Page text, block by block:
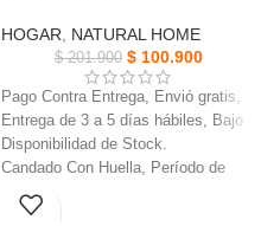
HOGAR, NATURAL HOME
$201.900 $100.900
Pago Contra Entrega, Envió gratis,
Entrega de 3 a 5 días hábiles, Bajo
Disponibilidad de Stock.
Candado Con Huella, Período de
trabajo: un año por carga eléctrica,
Luz Led rojo/azul/verde